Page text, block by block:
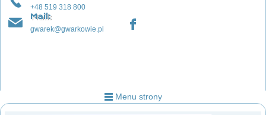
+48 519 318 800
Mail:
gwarek@gwarkowie.pl
Menu strony